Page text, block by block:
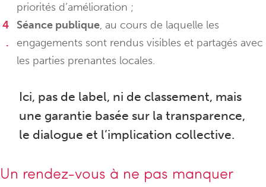
priorités d’amélioration ;
Séance publique, au cours de laquelle les
engagements sont rendus visibles et partagés avec
les parties prenantes locales.
Ici, pas de label, ni de classement, mais
une garantie basée sur la transparence,
le dialogue et l’implication collective.
Un rendez-vous à ne pas manquer